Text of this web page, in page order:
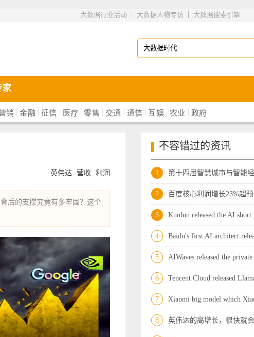
大数据搜索引擎
|
大数据人物专访
|
大数据行业活动
家
销 |金融 |征信 | 医疗 | 零售 | 交通 | 通信 | 互娱 | 农业 | 政府
英伟达 营收 利润
后的支撑究竟有多牢固？这个
不容错过的资讯
1 第十四届智慧城市与智能
2 百度核心利润增长23%超
3 Kunlun released the AI short
4 Baidu's first AI architect
5 AIWaves released the
6 Tencent Cloud released
7 Xiaomi big model which
8 英伟达的高增长，很快就会